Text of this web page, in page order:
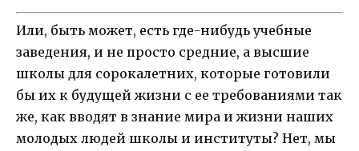
Или, быть может, есть где-нибудь учебные
заведения, и не просто средние, а высшие
школы для сорокалетних, которые готовили
бы их к будущей жизни с ее требованиями так
же, как вводят в знание мира и жизни наших
молодых людей школы и институты? Нет, мы